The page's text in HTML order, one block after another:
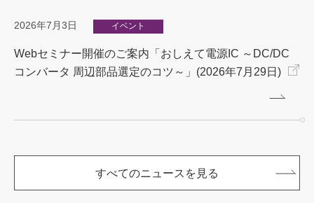
2026年7月3日 イベント
Webセミナー開催のご案内「おしえて電源IC ～DC/DC
コンバータ 周辺部品選定のコツ～」(2026年7月29日)
すべてのニュースを見る